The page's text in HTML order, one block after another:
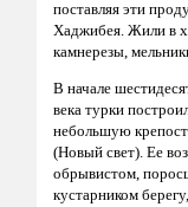
поставляя эти
Хаджибея. Жили в
камнерезы,
В начале
века турки
небольшую
(Новый свет). Ее
обрывистом,
кустарником